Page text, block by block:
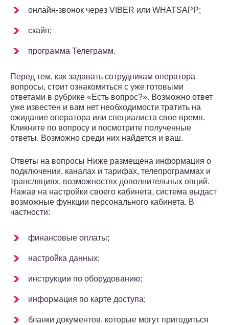
онлайн-звонок через VIBER или WHATSAPP;
скайп;
программа Телеграмм.
Перед тем, как задавать сотрудникам оператора
вопросы, стоит ознакомиться с уже готовыми
ответами в рубрике «Есть вопрос?». Возможно ответ
уже известен и вам нет необходимости тратить на
ожидание оператора или специалиста свое время.
Кликните по вопросу и посмотрите полученные
ответы. Возможно среди них найдется и ваш.
Ответы на вопросы Ниже размещена информация о
подключении, каналах и тарифах, телепрограммах и
трансляциях, возможностях дополнительных опций.
Нажав на настройки своего кабинета, система выдаст
возможные функции персонального кабинета. В
частности:
финансовые оплаты;
настройка данных;
инструкции по оборудованию;
информация по карте доступа;
бланки документов, которые могут пригодиться